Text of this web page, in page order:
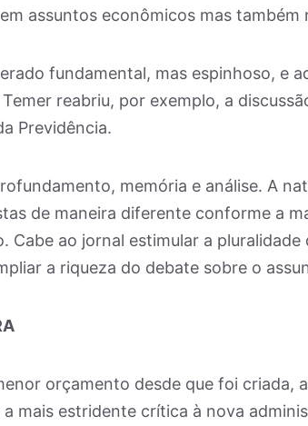
assuntos econômicos mas também
fundamental, mas espinhoso, e
reabriu, por exemplo, a
Previdência.
memória e análise. A
de maneira diferente conforme a
Cabe ao jornal estimular a
a riqueza do debate sobre o
orçamento desde que foi criada,
mais estridente crítica à nova